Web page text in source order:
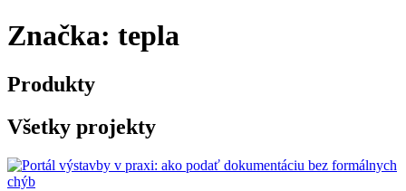
Značka: tepla
Produkty
Všetky projekty